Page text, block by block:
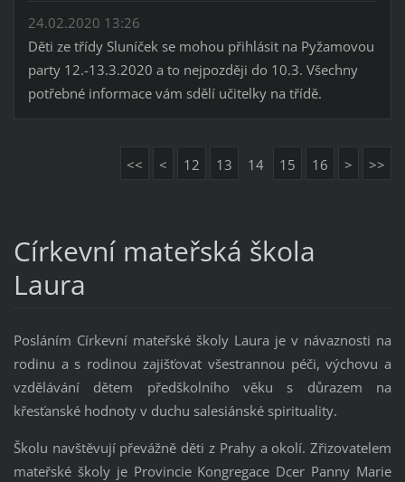
24.02.2020 13:26
Děti ze třídy Sluníček se mohou přihlásit na Pyžamovou
party 12.-13.3.2020 a to nejpozději do 10.3. Všechny
potřebné informace vám sdělí učitelky na třídě.
<< < 12 13 14 15 16 > >>
Církevní mateřská škola
Laura
Posláním Církevní mateřské školy Laura je v návaznosti na
rodinu a s rodinou zajišťovat všestrannou péči, výchovu a
vzdělávání dětem předškolního věku s důrazem na
křesťanské hodnoty v duchu salesiánské spirituality.
Školu navštěvují převážně děti z Prahy a okolí. Zřizovatelem
mateřské školy je Provincie Kongregace Dcer Panny Marie